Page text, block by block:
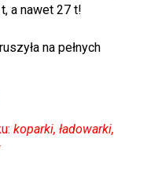
a nawet 27 t!
na pełnych
koparki, ładowarki,